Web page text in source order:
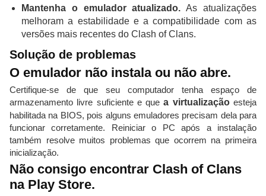
Mantenha o emulador atualizado. As atualizações
melhoram a estabilidade e a compatibilidade com as
versões mais recentes do Clash of Clans.
Solução de problemas
O emulador não instala ou não abre.
Certifique-se de que seu computador tenha espaço de
armazenamento livre suficiente e quea virtualizaçãoesteja
habilitada na BIOS, pois alguns emuladores precisam dela para
funcionar corretamente. Reiniciar o PC após a instalação
também resolve muitos problemas que ocorrem na primeira
inicialização.
Não consigo encontrar Clash of Clans
na Play Store.